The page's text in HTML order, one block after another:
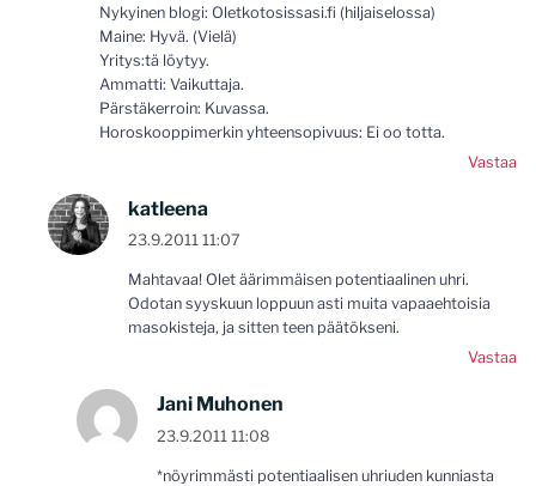
Nykyinen blogi: Oletkotosissasi.fi (hiljaiselossa)
Maine: Hyvä. (Vielä)
Yritys:tä löytyy.
Ammatti: Vaikuttaja.
Pärstäkerroin: Kuvassa.
Horoskooppimerkin yhteensopivuus: Ei oo totta.
Vastaa
katleena
23.9.2011 11:07
Mahtavaa! Olet äärimmäisen potentiaalinen uhri.
Odotan syyskuun loppuun asti muita vapaaehtoisia
masokisteja, ja sitten teen päätökseni.
Vastaa
Jani Muhonen
23.9.2011 11:08
*nöyrimmästi potentiaalisen uhriuden kunniasta